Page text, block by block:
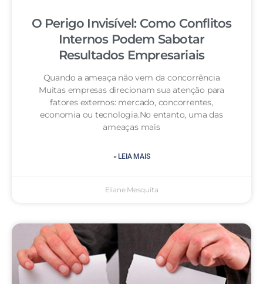
O Perigo Invisível: Como Conflitos
Internos Podem Sabotar
Resultados Empresariais
Quando a ameaça não vem da concorrência
Muitas empresas direcionam sua atenção para
fatores externos: mercado, concorrentes,
economia ou tecnologia.No entanto, uma das
ameaças mais
» LEIA MAIS
Eliane Mesquita